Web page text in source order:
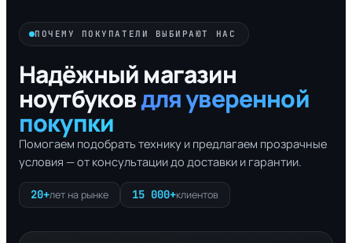
ПОЧЕМУ ПОКУПАТЕЛИ ВЫБИРАЮТ НАС
Надёжный магазин
ноутбуковдля уверенной
покупки
Помогаем подобрать технику и предлагаем прозрачные
условия — от консультации до доставки и гарантии.
20+лет на рынке 15 000+клиентов